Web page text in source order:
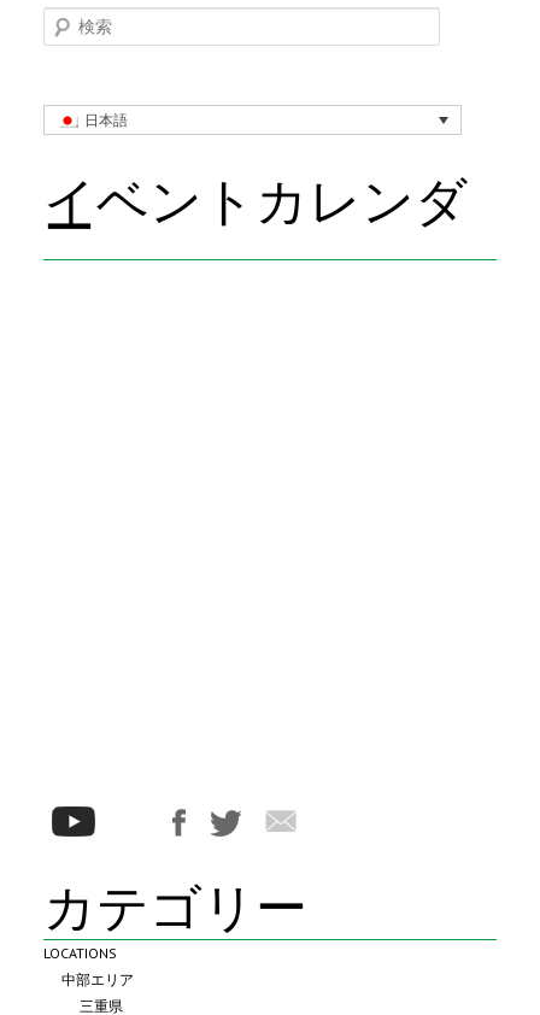
検索
日本語
イベントカレンダ
ー
カテゴリー
LOCATIONS
中部エリア
三重県